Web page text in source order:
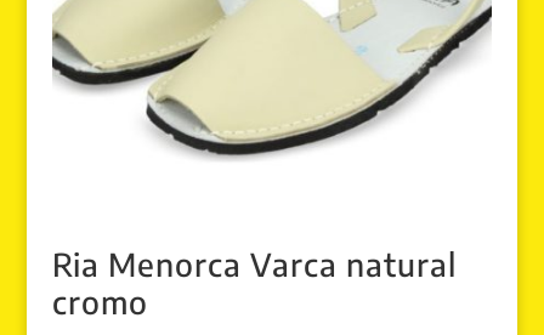
Ria Menorca Varca natural
cromo